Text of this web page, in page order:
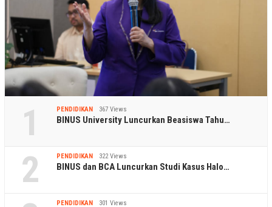
1 PENDIDIKAN 367 Views
BINUS University Luncurkan Beasiswa Tahu…
2 PENDIDIKAN 322 Views
BINUS dan BCA Luncurkan Studi Kasus Halo…
PENDIDIKAN 301 Views